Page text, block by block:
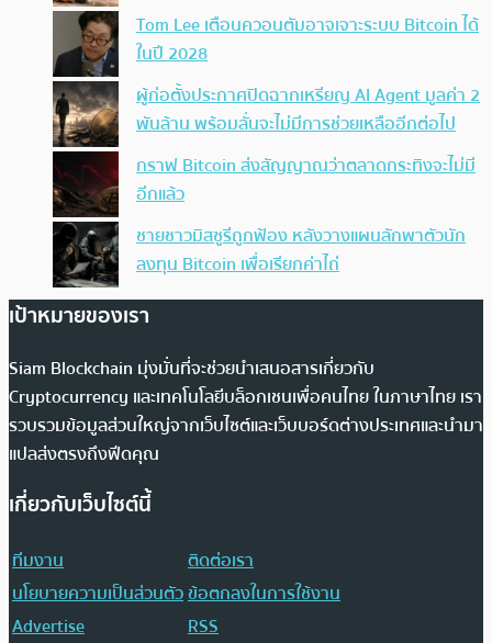
Tom Lee เตือนควอนตัมอาจเจาะระบบ Bitcoin ได้
ในปี 2028
ผู้ก่อตั้งประกาศปิดฉากเหรียญ AI Agent มูลค่า 2
พันล้าน พร้อมลั่นจะไม่มีการช่วยเหลืออีกต่อไป
กราฟ Bitcoin ส่งสัญญาณว่าตลาดกระทิงจะไม่มี
อีกแล้ว
ชายชาวมิสซูรีถูกฟ้อง หลังวางแผนลักพาตัวนัก
ลงทุน Bitcoin เพื่อเรียกค่าไถ่
เป้าหมายของเรา
Siam Blockchain มุ่งมั่นที่จะช่วยนำเสนอสารเกี่ยวกับ
Cryptocurrency และเทคโนโลยีบล็อกเชนเพื่อคนไทย ในภาษาไทย เรา
รวบรวมข้อมูลส่วนใหญ่จากเว็บไซต์และเว็บบอร์ดต่างประเทศและนำมา
แปลส่งตรงถึงฟีดคุณ
เกี่ยวกับเว็บไซต์นี้
ทีมงาน
ติดต่อเรา
นโยบายความเป็นส่วนตัวข้อตกลงในการใช้งาน
Advertise
RSS